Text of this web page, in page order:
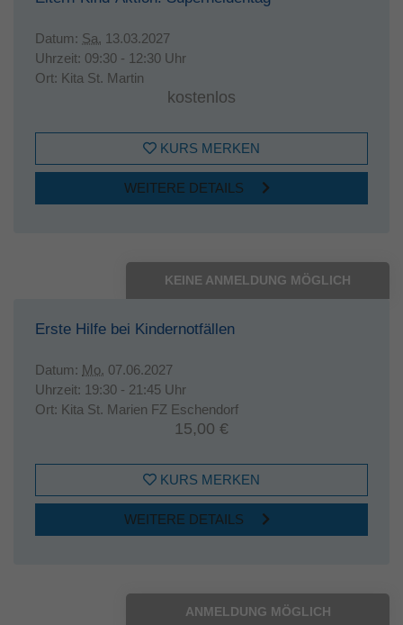
Datum: Sa. 13.03.2027
Uhrzeit: 09:30 - 12:30 Uhr
Ort: Kita St. Martin
kostenlos
KURS MERKEN
WEITERE DETAILS
KEINE ANMELDUNG MÖGLICH
Erste Hilfe bei Kindernotfällen
Datum: Mo. 07.06.2027
Uhrzeit: 19:30 - 21:45 Uhr
Ort: Kita St. Marien FZ Eschendorf
15,00 €
KURS MERKEN
WEITERE DETAILS
ANMELDUNG MÖGLICH